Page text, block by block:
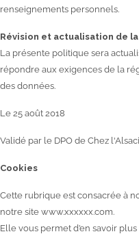
renseignements personnels.
Révision et actualisation de
La présente politique sera
répondre aux exigences de la
des données.
Le 25 août 2018
Validé par le DPO de Chez
Cookies
Cette rubrique est consacrée à
notre site www.xxxxxx.com.
Elle vous permet d’en savoir